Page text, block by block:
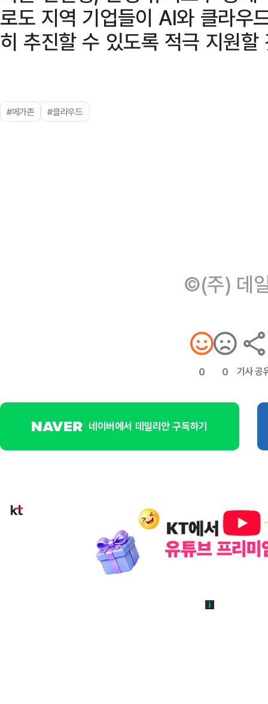
로도 지역 기업들이 AI와 클라우
히 추진할 수 있도록 적극 지원할
#메가존 #클라우드
©(주) 데
0 0 기사 공
네이버에서 데일리안 구독하기